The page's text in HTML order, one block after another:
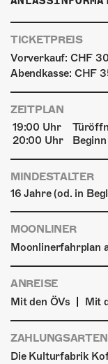
TICKETPREIS
Vorverkauf: CHF
Abendkasse: CHF
ZEITPLAN
19:00 Uhr
20:00 Uhr
Beginn
MINDESTALTER
16 Jahre (od. in
MOONLINER
Moonlinerfahrplan
ANREISE
Mit den ÖVs
Mit
ZAHLUNGSARTEN
Die Kulturfabrik